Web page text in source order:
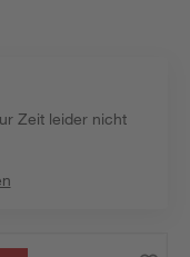
Zeit leider nicht